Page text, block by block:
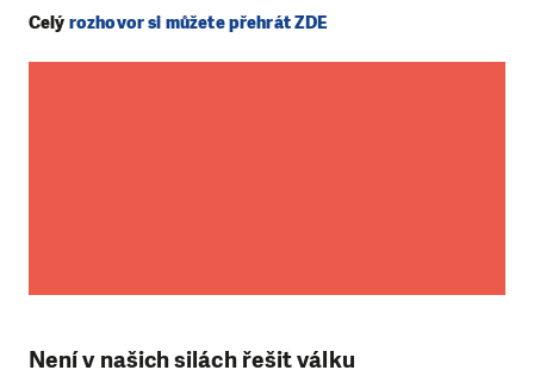
Celý rozhovor si můžete přehrát ZDE
Není v našich silách řešit válku